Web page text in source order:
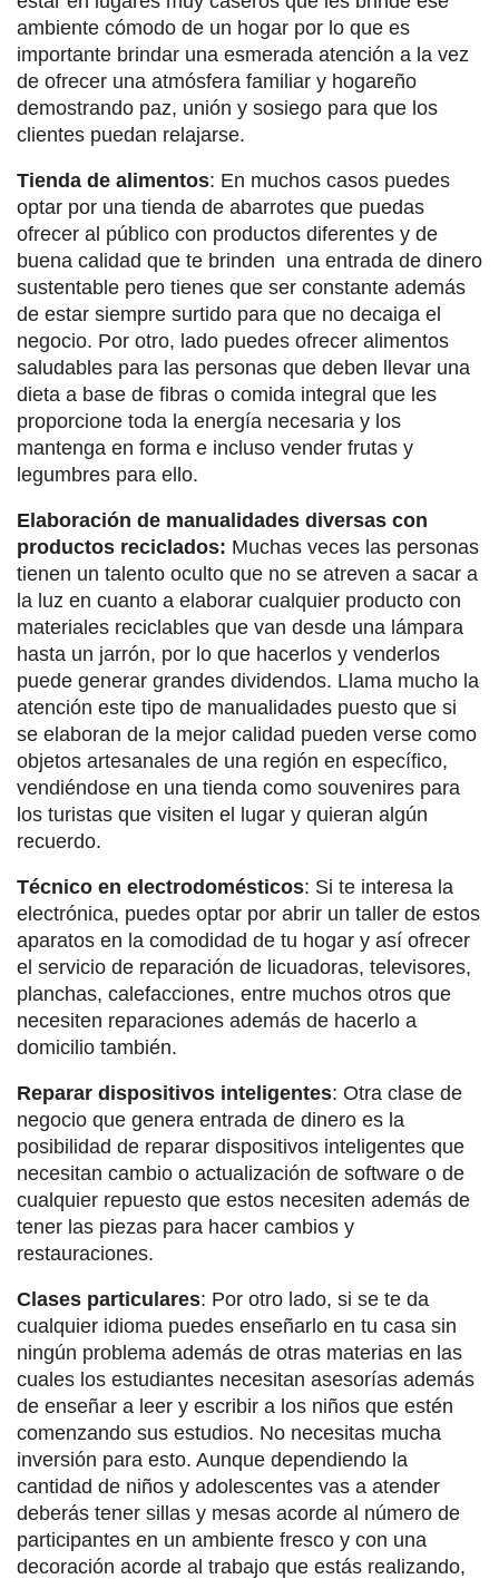
ambiente cómodo de un hogar por lo que es
importante brindar una esmerada atención a la vez
de ofrecer una atmósfera familiar y hogareño
demostrando paz, unión y sosiego para que los
clientes puedan relajarse.
Tienda de alimentos: En muchos casos puedes
optar por una tienda de abarrotes que puedas
ofrecer al público con productos diferentes y de
buena calidad que te brinden una entrada de dinero
sustentable pero tienes que ser constante además
de estar siempre surtido para que no decaiga el
negocio. Por otro, lado puedes ofrecer alimentos
saludables para las personas que deben llevar una
dieta a base de fibras o comida integral que les
proporcione toda la energía necesaria y los
mantenga en forma e incluso vender frutas y
legumbres para ello.
Elaboración de manualidades diversas con
productos reciclados: Muchas veces las personas
tienen un talento oculto que no se atreven a sacar a
la luz en cuanto a elaborar cualquier producto con
materiales reciclables que van desde una lámpara
hasta un jarrón, por lo que hacerlos y venderlos
puede generar grandes dividendos. Llama mucho la
atención este tipo de manualidades puesto que si
se elaboran de la mejor calidad pueden verse como
objetos artesanales de una región en específico,
vendiéndose en una tienda como souvenires para
los turistas que visiten el lugar y quieran algún
recuerdo.
Técnico en electrodomésticos: Si te interesa la
electrónica, puedes optar por abrir un taller de estos
aparatos en la comodidad de tu hogar y así ofrecer
el servicio de reparación de licuadoras, televisores,
planchas, calefacciones, entre muchos otros que
necesiten reparaciones además de hacerlo a
domicilio también.
Reparar dispositivos inteligentes: Otra clase de
negocio que genera entrada de dinero es la
posibilidad de reparar dispositivos inteligentes que
necesitan cambio o actualización de software o de
cualquier repuesto que estos necesiten además de
tener las piezas para hacer cambios y
restauraciones.
Clases particulares: Por otro lado, si se te da
cualquier idioma puedes enseñarlo en tu casa sin
ningún problema además de otras materias en las
cuales los estudiantes necesitan asesorías además
de enseñar a leer y escribir a los niños que estén
comenzando sus estudios. No necesitas mucha
inversión para esto. Aunque dependiendo la
cantidad de niños y adolescentes vas a atender
deberás tener sillas y mesas acorde al número de
participantes en un ambiente fresco y con una
decoración acorde al trabajo que estás realizando,